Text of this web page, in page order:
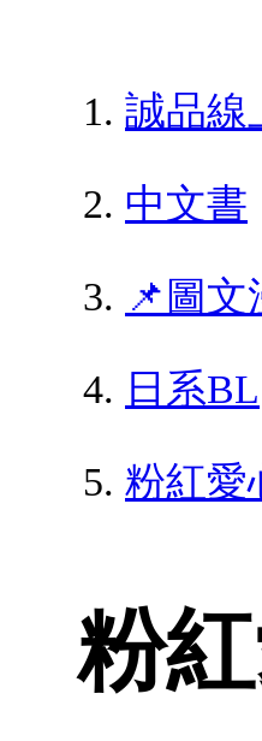
誠品線
中文書
📌圖文
日系BL
粉紅愛
粉